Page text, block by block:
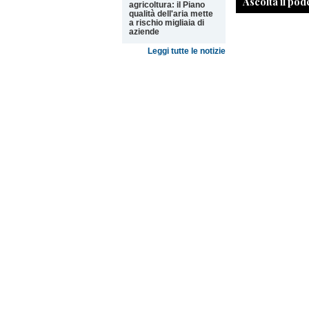
agricoltura: il Piano
qualità dell'aria mette
a rischio migliaia di
aziende
Leggi tutte le notizie